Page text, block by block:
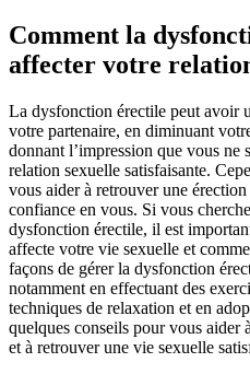
Comment la
affecter votre
La dysfonction érectile peut avoir
votre partenaire, en diminuant
donnant l’impression que vous ne
relation sexuelle satisfaisante.
vous aider à retrouver une
confiance en vous. Si vous
dysfonction érectile, il est
affecte votre vie sexuelle et
façons de gérer la dysfonction
notamment en effectuant des
techniques de relaxation et en
quelques conseils pour vous aider
et à retrouver une vie sexuelle